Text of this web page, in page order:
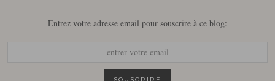
Entrez votre adresse email pour souscrire à ce blog: